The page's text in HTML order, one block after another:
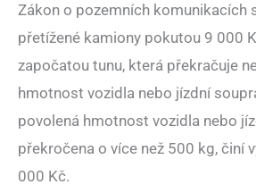
Zákon o pozemních komunikacích
přetížené kamiony pokutou 9 000
započatou tunu, která překračuje
hmotnost vozidla nebo jízdní
povolená hmotnost vozidla nebo
překročena o více než 500 kg, činí
000 Kč.